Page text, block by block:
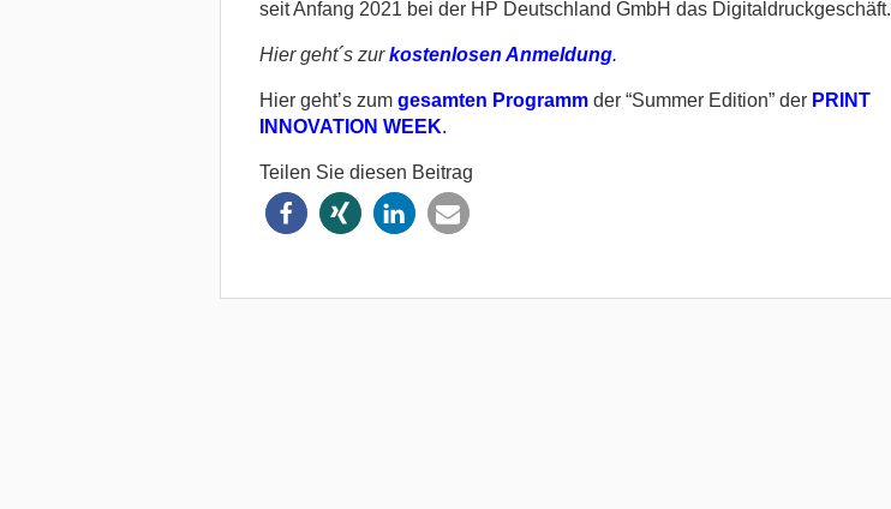
seit Anfang 2021 bei der HP Deutschland GmbH das Digitaldruckgeschäft.
Hier geht´s zurkostenlosen Anmeldung.
Hier geht’s zum gesamten Programmder “Summer Edition” der PRINT
INNOVATION WEEK.
Teilen Sie diesen Beitrag